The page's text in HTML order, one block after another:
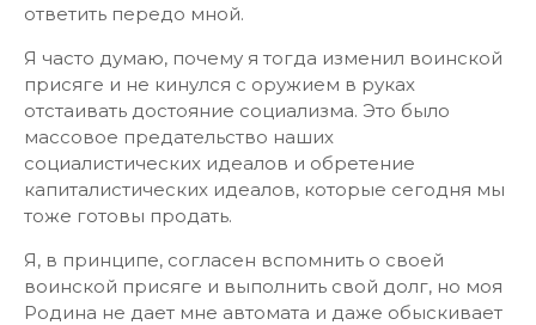
ответить передо мной.
Я часто думаю, почему я тогда изменил воинской
присяге и не кинулся с оружием в руках
отстаивать достояние социализма. Это было
массовое предательство наших
социалистических идеалов и обретение
капиталистических идеалов, которые сегодня мы
тоже готовы продать.
Я, в принципе, согласен вспомнить о своей
воинской присяге и выполнить свой долг, но моя
Родина не дает мне автомата и даже обыскивает